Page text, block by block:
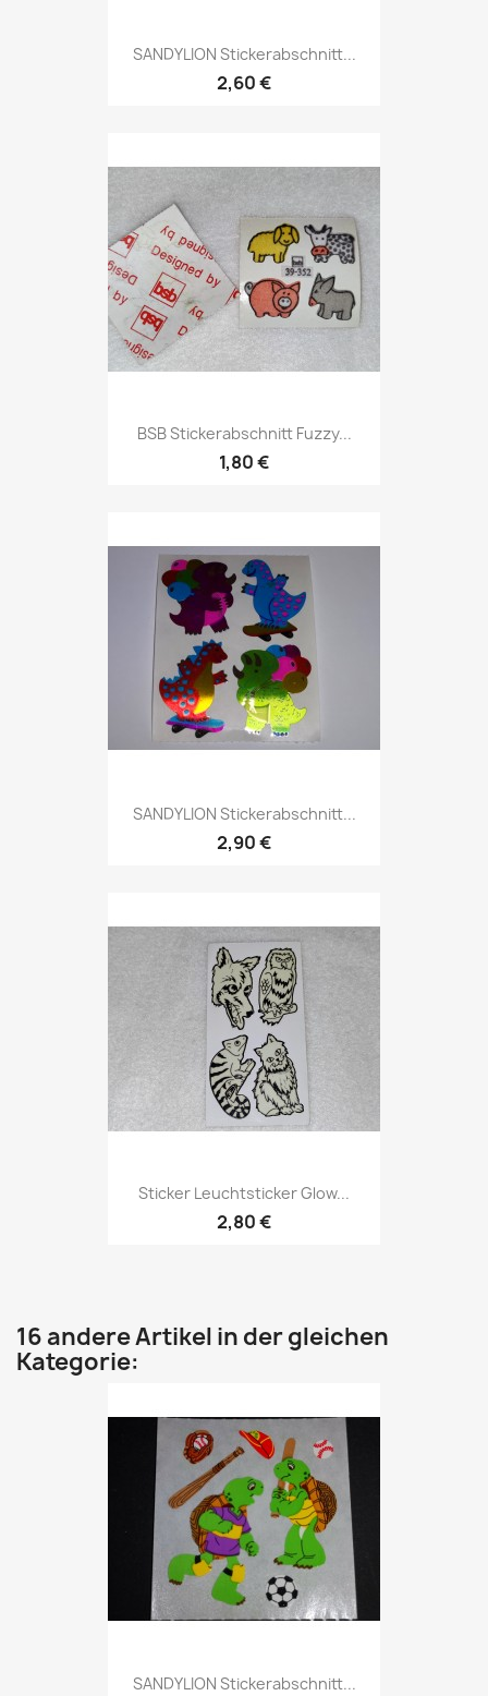
SANDYLION Stickerabschnitt...
2,60 €
BSB Stickerabschnitt Fuzzy...
1,80 €
SANDYLION Stickerabschnitt...
2,90 €
Sticker Leuchtsticker Glow...
2,80 €
16 andere Artikel in der gleichen
Kategorie:
SANDYLION Stickerabschnitt...